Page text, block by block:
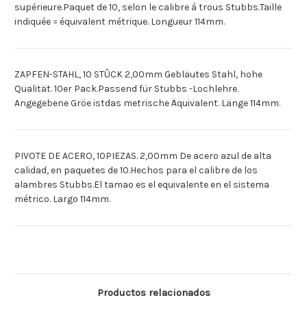
supérieure.Paquet de 10, selon le calibre á trous Stubbs.Taille
indiquée = équivalent métrique. Longueur 114mm.
ZAPFEN-STAHL, 10 STÛCK 2,00mm Gebläutes Stahl, hohe
Qualität. 10er Pack.Passend für Stubbs -Lochlehre.
Angegebene Gröe istdas metrische Äquivalent. Länge 114mm.
PIVOTE DE ACERO, 10PIEZAS. 2,00mm De acero azul de alta
calidad, en paquetes de 10.Hechos para el calibre de los
alambres Stubbs.El tamao es el equivalente en el sistema
métrico. Largo 114mm.
Productos relacionados